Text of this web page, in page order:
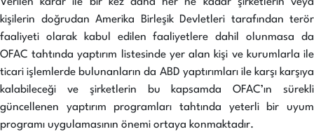
kişilerin doğrudan Amerika Birleşik Devletleri tarafından terör
faaliyeti olarak kabul edilen faaliyetlere dahil olunmasa da
OFAC tahtında yaptırım listesinde yer alan kişi ve kurumlarla ile
ticari işlemlerde bulunanların da ABD yaptırımları ile karşı karşıya
kalabileceği ve şirketlerin bu kapsamda OFAC’ın sürekli
güncellenen yaptırım programları tahtında yeterli bir uyum
programı uygulamasının önemi ortaya konmaktadır.